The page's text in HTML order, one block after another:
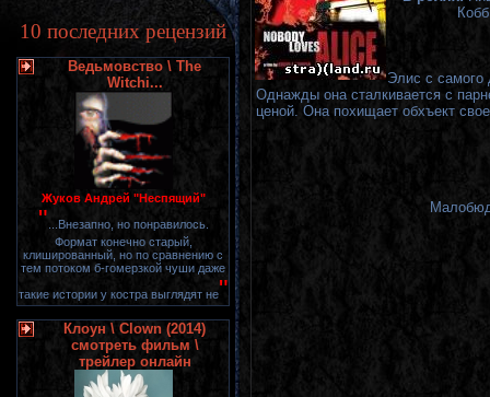
10 последних рецензий
Ведьмовство \ The
Witchi...
Жуков Андрей "Неспящий"
" ...Внезапно, но понравилось.
Формат конечно старый,
клишированный, но по сравнению с
тем потоком б-гомерзкой чуши даже
такие истории у костра выглядят не"
Клоун \ Clown (2014)
смотреть фильм \
трейлер онлайн
Элис с самого
Однажды она сталкивается с
ценой. Она похищает обхъект